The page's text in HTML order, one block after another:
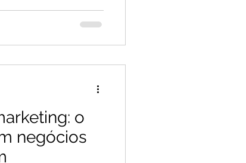
um erro comum na
comercial,
o
negócios